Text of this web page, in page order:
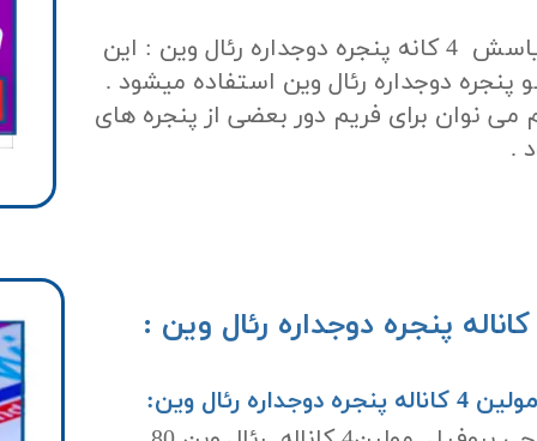
کاربرد پروفیل بازشو یاسش 4 کانه پنجره دوجداره رئال وین : این
پنجره دوجداره رئال وین استفاده میشود .
می نوان برای فریم دور بعضی از پنجره های
.​​​​​​​
پروفیل مولین 4 کاناله پنجره دوجداره رئال وین :
رئال وین: